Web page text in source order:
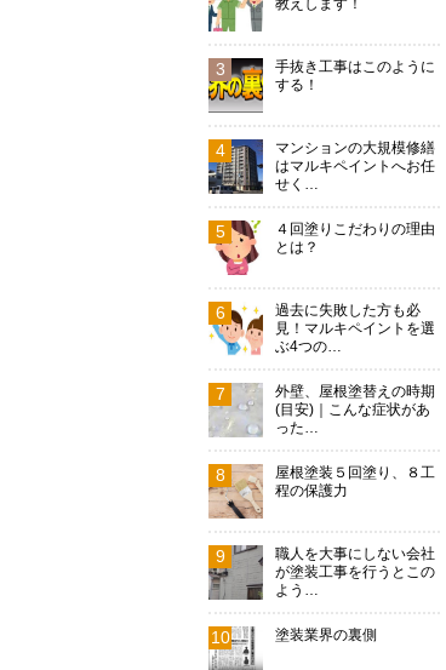
教えします！
手抜き工事はこのように
する！
マンションの大規模修繕
はマルキペイントへお任
せく…
４回塗りこだわりの理由
とは？
過去に失敗した方も必
見！マルキペイントを選
ぶ4つの…
外壁、屋根塗替えの時期
(目安)｜こんな症状があ
った…
屋根塗装５回塗り、８工
程の保護力
職人を大事にしない会社
が塗装工事を行うとこの
よう…
塗装業界の裏側